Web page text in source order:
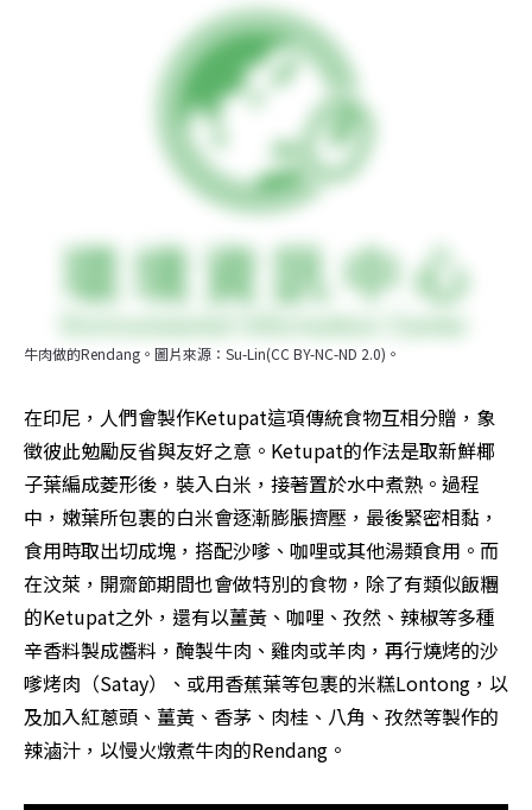
牛肉做的Rendang。圖片來源：Su-Lin(CC BY-NC-ND 2.0)。
在印尼，人們會製作Ketupat這項傳統食物互相分贈，象
徵彼此勉勵反省與友好之意。Ketupat的作法是取新鮮椰
子葉編成菱形後，裝入白米，接著置於水中煮熟。過程
中，嫩葉所包裹的白米會逐漸膨脹擠壓，最後緊密相黏，
食用時取出切成塊，搭配沙嗲、咖哩或其他湯類食用。而
在汶萊，開齋節期間也會做特別的食物，除了有類似飯糰
的Ketupat之外，還有以薑黃、咖哩、孜然、辣椒等多種
辛香料製成醬料，醃製牛肉、雞肉或羊肉，再行燒烤的沙
嗲烤肉（Satay）、或用香蕉葉等包裹的米糕Lontong，以
及加入紅蔥頭、薑黃、香茅、肉桂、八角、孜然等製作的
辣滷汁，以慢火燉煮牛肉的Rendang。